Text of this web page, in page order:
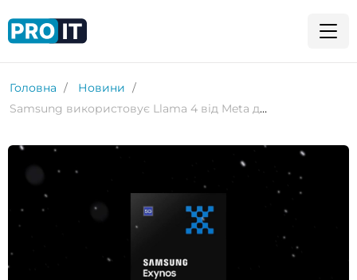
Головна
Новини
Samsung використовує Llama 4 від Meta для створення нового флагманського чипа Exynos 2600